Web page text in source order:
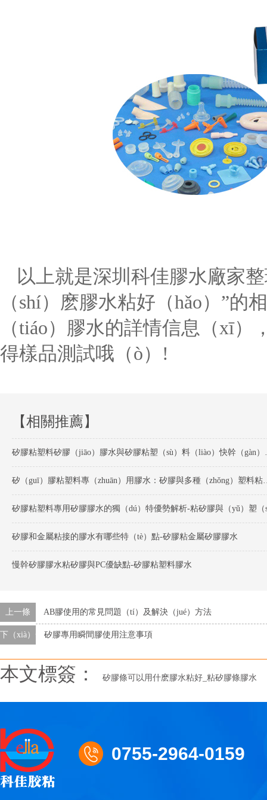
以上就是深圳科佳膠水廠家
（shí）麽膠水粘好（hǎo）”
（tiáo）膠水的詳情信息（xī
得樣品測試哦（ò）!
【相關推薦】
矽膠粘塑料矽
矽（guī）膠粘塑料專（
矽膠和金屬粘接的膠水有哪些特（tè）點-矽膠粘金屬矽膠膠水
慢幹矽膠膠水粘矽膠與PC優缺點-矽膠粘塑料膠水
上一條 AB膠使用的常見問題（tí）及解決（jué）方法
下（xià）一條矽膠專用瞬間膠使用注意事項
本文標簽： 矽膠條可以用什麽膠水粘好_粘矽膠條膠水
0755-2964-0159